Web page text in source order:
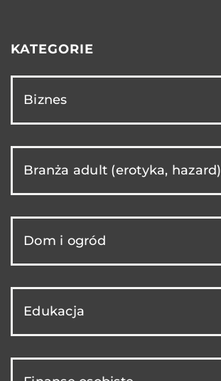
KATEGORIE
Biznes
Branża adult (erotyka, hazard)
Dom i ogród
Edukacja